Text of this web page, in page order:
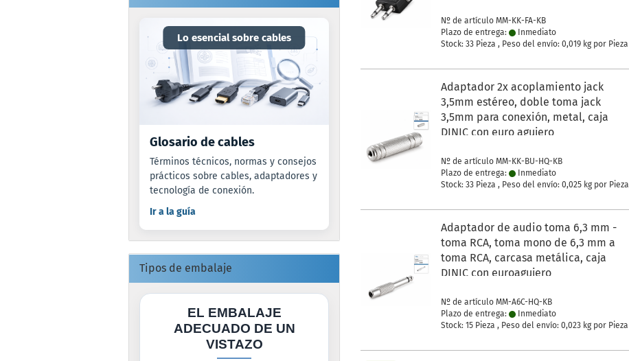
Nº de artículo MM-KK-FA-KB
Plazo de entrega:
Inmediato
Stock: 33 Pieza , Peso del envío:0,019 kg por Pieza
Adaptador 2x acoplamiento jack
3,5mm estéreo, doble toma jack
3,5mm para conexión, metal, caja
DINIC con euro agujero
Nº de artículo MM-KK-BU-HQ-KB
Plazo de entrega:
Inmediato
Stock: 33 Pieza , Peso del envío:0,025 kg por Pieza
Adaptador de audio toma 6,3 mm -
toma RCA, toma mono de 6,3 mm a
toma RCA, carcasa metálica, caja
DINIC con euroagujero
Nº de artículo MM-A6C-HQ-KB
Plazo de entrega:
Inmediato
Stock: 15 Pieza , Peso del envío:0,023 kg por Pieza
Lo esencial sobre cables
Glosario de cables
Términos técnicos, normas y consejos
prácticos sobre cables, adaptadores y
tecnología de conexión.
Ir a la guía
Tipos de embalaje
EL EMBALAJE
ADECUADO DE UN
VISTAZO